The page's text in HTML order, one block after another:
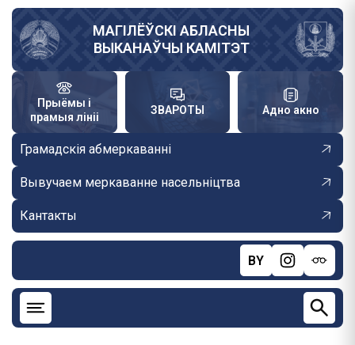
Skip
main
content
МАГІЛЁЎСКІ АБЛАСНЫ
ВЫКАНАЎЧЫ КАМІТЭТ
Прыёмы і
прамыя лініі
ЗВАРОТЫ Адно акно
Грамадскія абмеркаванні
Вывучаем меркаванне насельніцтва
Кантакты
BY